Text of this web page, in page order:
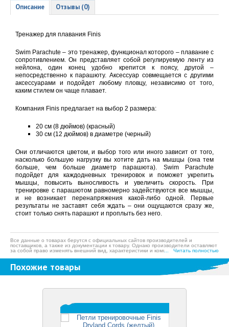
Описание Отзывы (0)
Тренажер для плавания Finis
Swim Parachute – это тренажер, функционал которого – плавание с
сопротивлением. Он представляет собой регулируемую ленту из
нейлона, один конец удобно крепится к поясу, другой –
непосредственно к парашюту. Аксессуар совмещается с другими
аксессуарами и подойдет любому пловцу, независимо от того,
каким стилем он чаще плавает.
Компания Finis предлагает на выбор 2 размера:
20 см (8 дюймов) (красный)
30 см (12 дюймов) в диаметре (черный)
Они отличаются цветом, и выбор того или иного зависит от того,
насколько большую нагрузку вы хотите дать на мышцы (она тем
больше, чем больше диаметр парашюта). Swim Parachute
подойдет для каждодневных тренировок и поможет укрепить
мышцы, повысить выносливость и увеличить скорость. При
тренировке с парашютом равномерно задействуются все мышцы,
и не возникает перенапряжения какой-либо одной. Первые
результаты не заставят себя ждать – они ощущаются сразу же,
стоит только снять парашют и проплыть без него.
Все данные о товарах берутся с официальных сайтов производителей и
поставщиков, а также из документации к товару. Однако производители оставляют
за собой право изменять внешний вид, характеристики и комплектацию товара,
пониманием к данному факту и заранее приносим извинения за возможные
неточности в описании и фотографиях товара. Будем благодарны вам за
сообщение об ошибках — это поможет сделать наш каталог еще точнее!
... Читать полностью
Похожие товары